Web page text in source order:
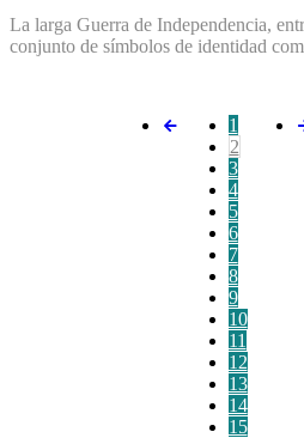
La larga Guerra de Independencia,
conjunto de símbolos de identidad
1
2
3
4
5
6
7
8
9
10
11
12
13
14
15